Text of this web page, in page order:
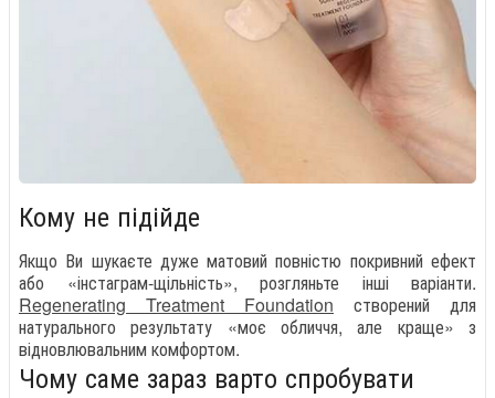
Кому не підійде
Якщо Ви шукаєте дуже матовий повністю покривний ефект
або «інстаграм-щільність», розгляньте інші варіанти.
Regenerating Treatment Foundation створений для
натурального результату «моє обличчя, але краще» з
відновлювальним комфортом.
Чому саме зараз варто спробувати